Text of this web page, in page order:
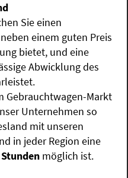
Sie einen
einem guten Preis
bietet, und eine
Abwicklung des
Gebrauchtwagen-Markt
Unternehmen so
mit unseren
in jeder Region eine
möglich ist.